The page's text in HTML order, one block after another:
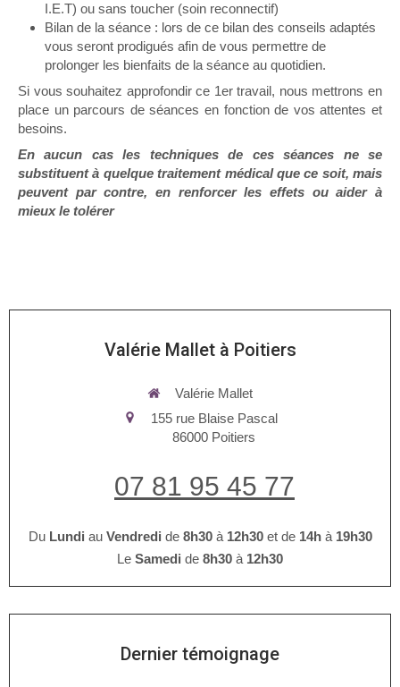
I.E.T) ou sans toucher (soin reconnectif)
Bilan de la séance : lors de ce bilan des conseils adaptés
vous seront prodigués afin de vous permettre de
prolonger les bienfaits de la séance au quotidien.
Si vous souhaitez approfondir ce 1er travail, nous mettrons en
place un parcours de séances en fonction de vos attentes et
besoins.
En aucun cas les techniques de ces séances ne se
substituent à quelque traitement médical que ce soit, mais
peuvent par contre, en renforcer les effets ou aider à
mieux le tolérer
Valérie Mallet à Poitiers
Valérie Mallet
155 rue Blaise Pascal
86000 Poitiers
07 81 95 45 77
Du Lundi au Vendredi de 8h30à 12h30et de 14hà 19h30
Le Samedi de 8h30 à 12h30
Dernier témoignage